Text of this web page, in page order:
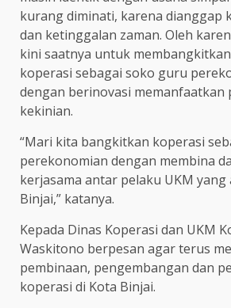
kurang diminati, karena dianggap
dan ketinggalan zaman. Oleh
kini saatnya untuk
koperasi sebagai soko guru
dengan berinovasi memanfaatkan
kekinian.
“Mari kita bangkitkan koperasi
perekonomian dengan membina
kerjasama antar pelaku UKM yang
Binjai,” katanya.
Kepada Dinas Koperasi dan UKM
Waskitono berpesan agar terus
pembinaan, pengembangan dan
koperasi di Kota Binjai.